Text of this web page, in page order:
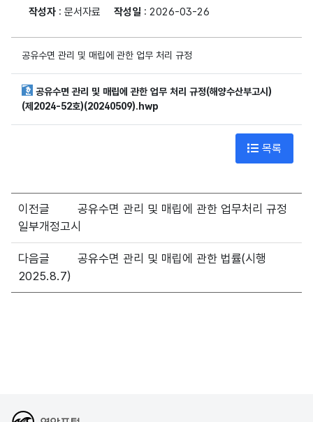
작성자 : 문서자료 작성일 : 2026-03-26
공유수면 관리 및 매립에 관한 업무 처리 규정
공유수면 관리 및 매립에 관한 업무 처리 규정(해양수산부고시)
(제2024-52호)(20240509).hwp
목록
이전글
공유수면 관리 및 매립에 관한 업무처리 규정
일부개정고시
다음글
공유수면 관리 및 매립에 관한 법률(시행
2025.8.7)
해양수산부